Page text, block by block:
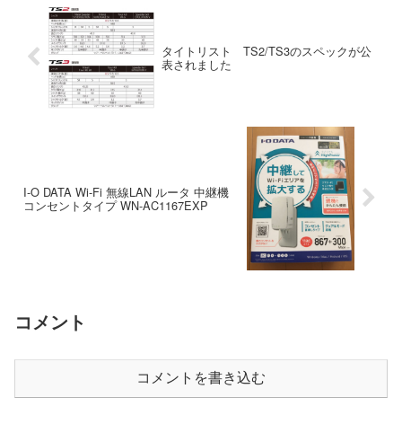
タイトリスト TS2/TS3のスペックが公
表されました
I-O DATA Wi-Fi 無線LAN ルータ 中継機
コンセントタイプ WN-AC1167EXP
コメント
コメントを書き込む